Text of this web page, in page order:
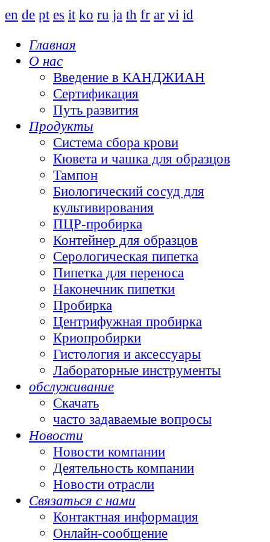
en de pt es it ko ru ja th fr ar vi id
Главная
О нас
Введение в КАНДЖИАН
Сертификация
Путь развития
Продукты
Система сбора крови
Кювета и чашка для образцов
Тампон
Биологический сосуд для
культивирования
ПЦР-пробирка
Контейнер для образцов
Серологическая пипетка
Пипетка для переноса
Наконечник пипетки
Пробирка
Центрифужная пробирка
Криопробирки
Гистология и аксессуары
Лабораторные инструменты
обслуживание
Скачать
часто задаваемые вопросы
Новости
Новости компании
Деятельность компании
Новости отрасли
Связаться с нами
Контактная информация
Онлайн-сообщение